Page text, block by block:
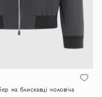
на блискавці чоловіча